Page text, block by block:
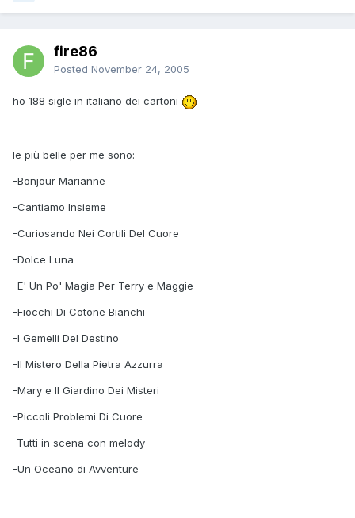
fire86
Posted November 24, 2005
ho 188 sigle in italiano dei cartoni
le più belle per me sono:
-Bonjour Marianne
-Cantiamo Insieme
-Curiosando Nei Cortili Del Cuore
-Dolce Luna
-E' Un Po' Magia Per Terry e Maggie
-Fiocchi Di Cotone Bianchi
-I Gemelli Del Destino
-Il Mistero Della Pietra Azzurra
-Mary e Il Giardino Dei Misteri
-Piccoli Problemi Di Cuore
-Tutti in scena con melody
-Un Oceano di Avventure